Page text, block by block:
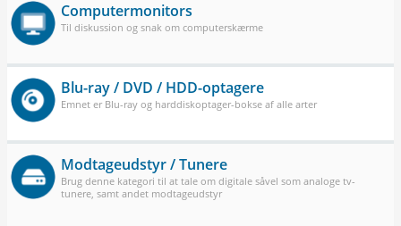
Computermonitors
Til diskussion og snak om computerskærme
Blu-ray / DVD / HDD-optagere
Emnet er Blu-ray og harddiskoptager-bokse af alle arter
Modtageudstyr / Tunere
Brug denne kategori til at tale om digitale såvel som analoge tv-
tunere, samt andet modtageudstyr